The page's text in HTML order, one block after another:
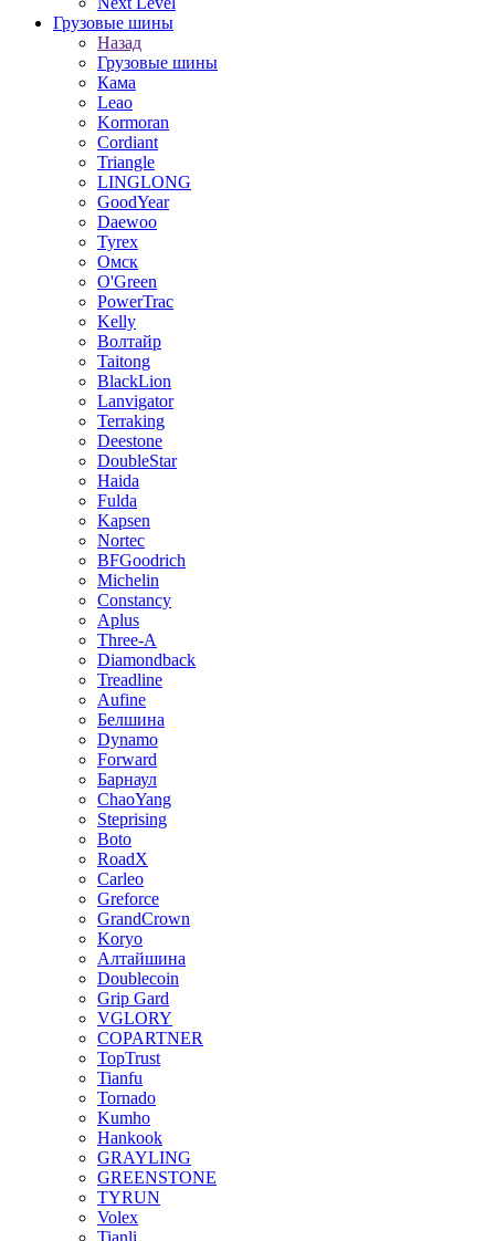
Грузовые шины
Назад
Грузовые шины
Кама
Leao
Kormoran
Cordiant
Triangle
LINGLONG
GoodYear
Daewoo
Tyrex
Омск
O'Green
PowerTrac
Kelly
Волтайр
Taitong
BlackLion
Lanvigator
Terraking
Deestone
DoubleStar
Haida
Fulda
Kapsen
Nortec
BFGoodrich
Michelin
Constancy
Aplus
Three-A
Diamondback
Treadline
Aufine
Белшина
Dynamo
Forward
Барнаул
ChaoYang
Steprising
Boto
RoadX
Carleo
Greforce
GrandCrown
Koryo
Алтайшина
Doublecoin
Grip Gard
VGLORY
COPARTNER
TopTrust
Tianfu
Tornado
Kumho
Hankook
GRAYLING
GREENSTONE
TYRUN
Volex
Tianli